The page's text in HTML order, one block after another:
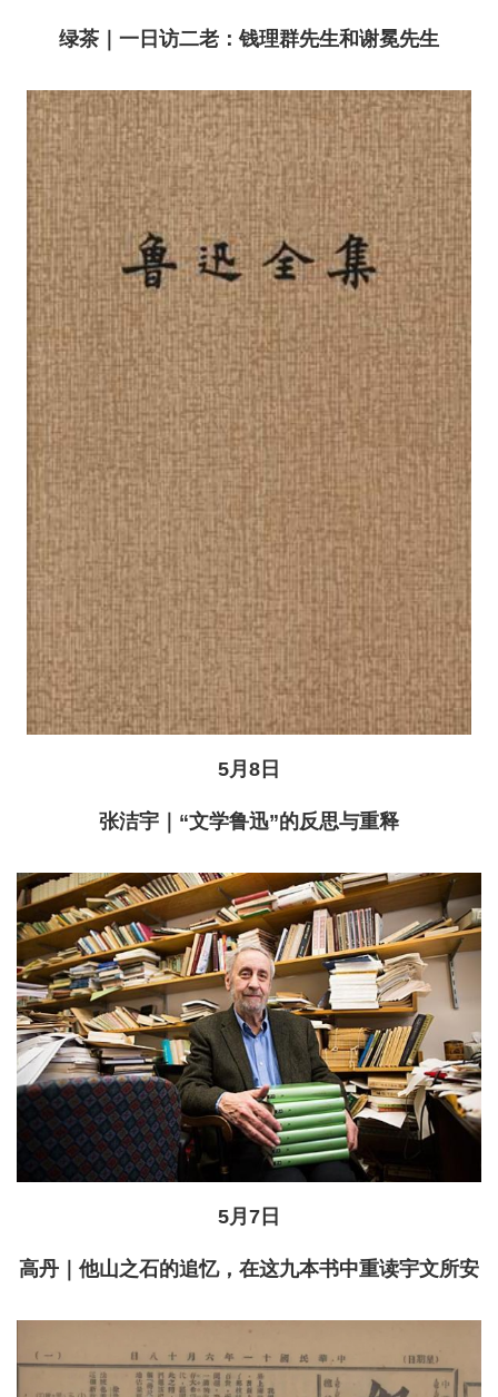
绿茶｜一日访二老：钱理群先生和谢冕先生
5月8日
张洁宇｜“文学鲁迅”的反思与重释
5月7日
高丹｜他山之石的追忆，在这九本书中重读宇文所安